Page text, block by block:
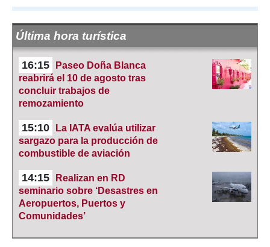
Última hora turística
16:15
Paseo Doña Blanca
reabrirá el 10 de agosto tras
concluir trabajos de
remozamiento
15:10
La IATA evalúa utilizar
sargazo para la producción de
combustible de aviación
14:15
Realizan en RD
seminario sobre ‘Desastres en
Aeropuertos, Puertos y
Comunidades’